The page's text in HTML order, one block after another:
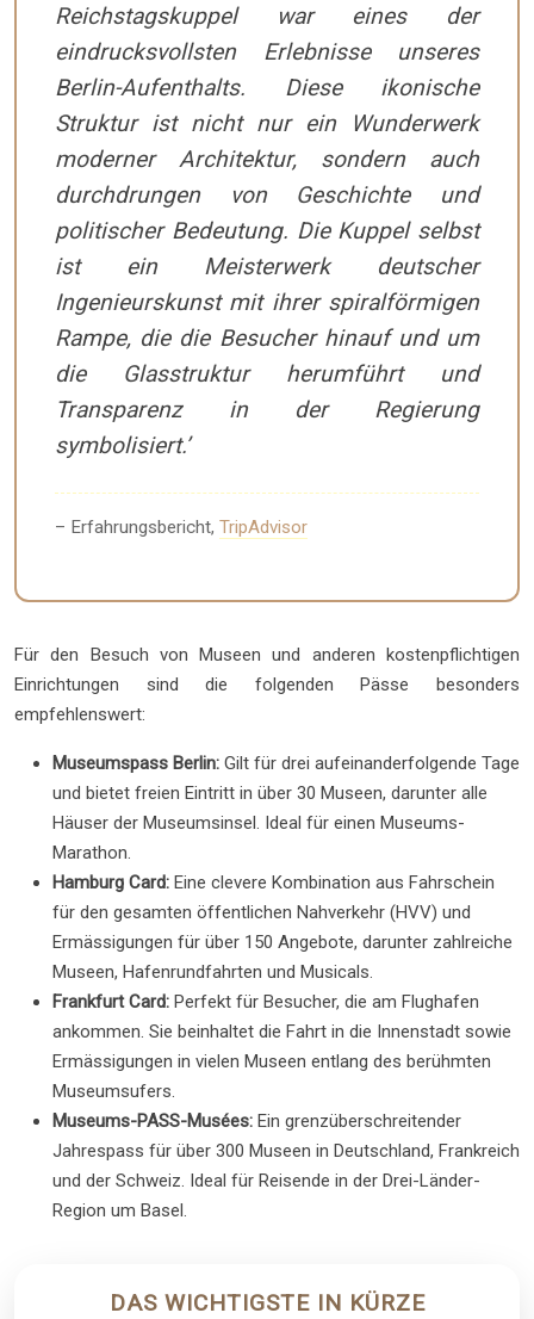
Reichstagskuppel war eines der
eindrucksvollsten Erlebnisse unseres
Berlin-Aufenthalts. Diese ikonische
Struktur ist nicht nur ein Wunderwerk
moderner Architektur, sondern auch
durchdrungen von Geschichte und
politischer Bedeutung. Die Kuppel selbst
ist ein Meisterwerk deutscher
Ingenieurskunst mit ihrer spiralförmigen
Rampe, die die Besucher hinauf und um
die Glasstruktur herumführt und
Transparenz in der Regierung
symbolisiert.’
– Erfahrungsbericht, TripAdvisor
Für den Besuch von Museen und anderen kostenpflichtigen
Einrichtungen sind die folgenden Pässe besonders
empfehlenswert:
Museumspass Berlin: Gilt für drei aufeinanderfolgende Tage
und bietet freien Eintritt in über 30 Museen, darunter alle
Häuser der Museumsinsel. Ideal für einen Museums-
Marathon.
Hamburg Card: Eine clevere Kombination aus Fahrschein
für den gesamten öffentlichen Nahverkehr (HVV) und
Ermässigungen für über 150 Angebote, darunter zahlreiche
Museen, Hafenrundfahrten und Musicals.
Frankfurt Card: Perfekt für Besucher, die am Flughafen
ankommen. Sie beinhaltet die Fahrt in die Innenstadt sowie
Ermässigungen in vielen Museen entlang des berühmten
Museumsufers.
Museums-PASS-Musées: Ein grenzüberschreitender
Jahrespass für über 300 Museen in Deutschland, Frankreich
und der Schweiz. Ideal für Reisende in der Drei-Länder-
Region um Basel.
DAS WICHTIGSTE IN KÜRZE